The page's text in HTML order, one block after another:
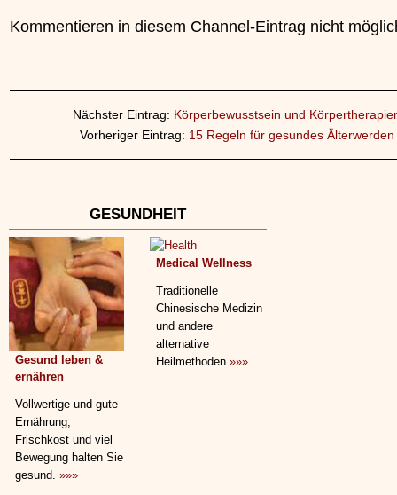
Kommentieren in diesem Channel-Eintrag nicht
Nächster Eintrag: Körperbewusstsein und
Vorheriger Eintrag: 15 Regeln für gesundes Älterwerden
GESUNDHEIT
Gesund leben &
ernähren
Vollwertige und gute
Ernährung,
Frischkost und viel
Bewegung halten Sie
gesund. »»»
Medical Wellness
Traditionelle
Chinesische Medizin
und andere
alternative
Heilmethoden »»»